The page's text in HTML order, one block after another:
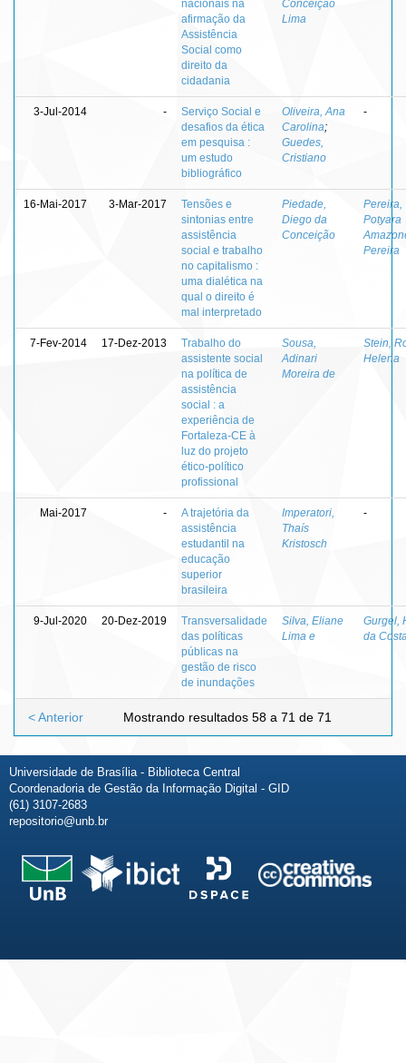
nacionais na
afirmação da
Assistência
Social como
direito da
cidadania
Conceição
Lima
3-Jul-2014 -
Serviço Social e
desafios da ética
em pesquisa :
um estudo
bibliográfico
Oliveira, Ana
Carolina;
Guedes,
Cristiano
-
16-Mai-2017 3-Mar-2017
Tensões e
sintonias entre
assistência
social e trabalho
no capitalismo :
uma dialética na
qual o direito é
mal interpretado
Piedade,
Diego da
Conceição
Pereira,
Potyara
Pereira
7-Fev-2014 17-Dez-2013
Trabalho do
assistente social
na política de
assistência
social : a
experiência de
Fortaleza-CE à
luz do projeto
ético-político
profissional
Sousa,
Adinari
Moreira de
Stein,
Helena
Mai-2017 -
A trajetória da
assistência
estudantil na
educação
superior
brasileira
Imperatori,
Thaís
Kristosch
-
9-Jul-2020 20-Dez-2019
Transversalidade
das políticas
públicas na
gestão de risco
de inundações
Silva, Eliane
Lima e
Gurgel,
da
Mostrando resultados 58 a 71 de 71
< Anterior
Universidade de Brasília - Biblioteca Central
Coordenadoria de Gestão da Informação Digital - GID
(61) 3107-2683
repositorio@unb.br